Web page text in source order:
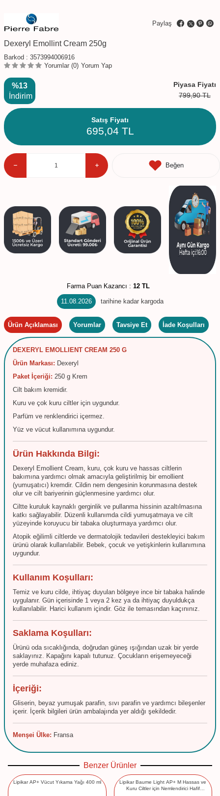
Paylaş
Dexeryl Emollint Cream 250g
Barkod : 3573994006916
Yorumlar (0) Yorum Yap
%13
İndirim
Piyasa Fiyatı
799,90TL
Satış Fiyatı
695,04 TL
Beğen
Farma Puan Kazancı : 12 TL
11.08.2026 tarihine kadar kargoda
Ürün Açıklaması Yorumlar Tavsiye Et İade Koşulları
DEXERYL EMOLLIENT CREAM 250 G
Ürün Markası: Dexeryl
Paket İçeriği: 250 g Krem
Cilt bakım kremidir.
Kuru ve çok kuru ciltler için uygundur.
Parfüm ve renklendirici içermez.
Yüz ve vücut kullanımına uygundur.
Ürün Hakkında Bilgi:
Dexeryl Emollient Cream, kuru, çok kuru ve hassas ciltlerin
bakımına yardımcı olmak amacıyla geliştirilmiş bir emollient
(yumuşatıcı) kremdir. Cildin nem dengesinin korunmasına destek
olur ve cilt bariyerinin güçlenmesine yardımcı olur.
Ciltte kuruluk kaynaklı gerginlik ve pullanma hissinin azaltılmasına
katkı sağlayabilir. Düzenli kullanımda cildi yumuşatmaya ve cilt
yüzeyinde koruyucu bir tabaka oluşturmaya yardımcı olur.
Atopik eğilimli ciltlerde ve dermatolojik tedavileri destekleyici bakım
ürünü olarak kullanılabilir. Bebek, çocuk ve yetişkinlerin kullanımına
uygundur.
Kullanım Koşulları:
Temiz ve kuru cilde, ihtiyaç duyulan bölgeye ince bir tabaka halinde
uygulanır. Gün içerisinde 1 veya 2 kez ya da ihtiyaç duyuldukça
kullanılabilir. Harici kullanım içindir. Göz ile temasından kaçınınız.
Saklama Koşulları:
Ürünü oda sıcaklığında, doğrudan güneş ışığından uzak bir yerde
saklayınız. Kapağını kapalı tutunuz. Çocukların erişemeyeceği
yerde muhafaza ediniz.
İçeriği:
Gliserin, beyaz yumuşak parafin, sıvı parafin ve yardımcı bileşenler
içerir. İçerik bilgileri ürün ambalajında yer aldığı şekildedir.
Menşei Ülke: Fransa
Benzer Ürünler
Lipikar AP+ Vücut Yıkama Yağı 400 ml
Lipikar Baume Light AP+ M Hassas ve
Kuru Ciltler için Nemlendirici Hafif